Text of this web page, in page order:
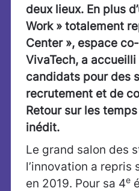
deux lieux. En plus
Work » totalement
Center », espace
VivaTech, a
candidats pour des
recrutement et de
Retour sur les
inédit.
Le grand salon des
l’innovation a repris
en 2019. Pour sa 4e